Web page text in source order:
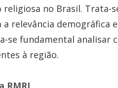
no Brasil. Trata-
relevância demográfica
fundamental analisar
à região.
RMRJ